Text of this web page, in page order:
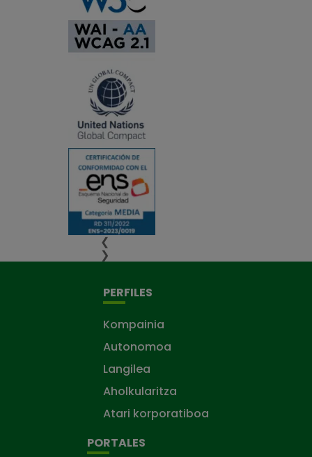
❮
❯
PERFILES
Kompainia
Autonomoa
Langilea
Aholkularitza
Atari korporatiboa
PORTALES